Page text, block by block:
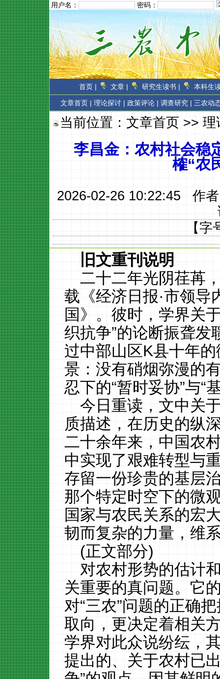
用户名： 密码：
首页 | 文章 | 研究生读书 | 本科生
文章首页 | 理论探讨 | 政策评论 | 调查研究 | 三农动
当前位置：文章首页>>理
李昌金：农村社会稳
榷“农
2026-02-26 10:22:45 作
【字
旧文重刊说明
二十二年光阴荏苒
载《经济日报·市领导
国》。彼时，学界关
织抗争”的论断振聋发
过中部山区K县十年
景：没有硝烟弥漫的
忍下的“暂时妥协”与“
今日重读，文中关
质描述，在历史的纵
二十余年来，中国农
中实现了艰难转型与
存留一份珍贵的基层
那个特定时空下的微
国家与农民关系的宏
韧而复杂的力量，维
(正文部分)
对农村形势的估计
关重要的真问题。它
对“三农”问题的正确
取向，更决定着相关
学界对此众说纷纭，
提出的、关于农村已